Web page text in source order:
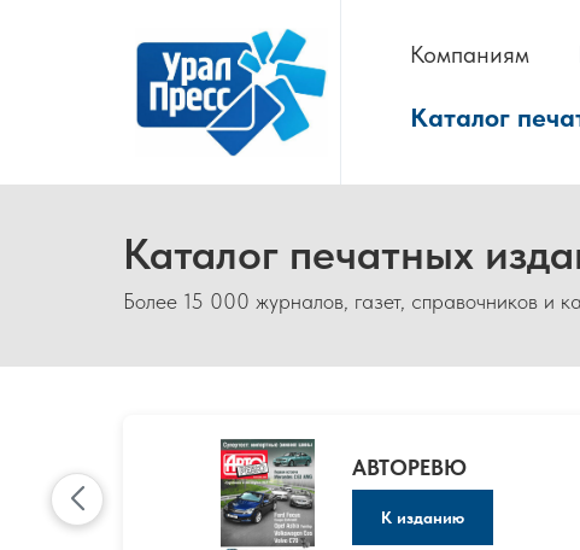
Компаниям
Каталог
Каталог печатных
Более 15 000 журналов, газет, справочников и
АВТОРЕВЮ
К изданию